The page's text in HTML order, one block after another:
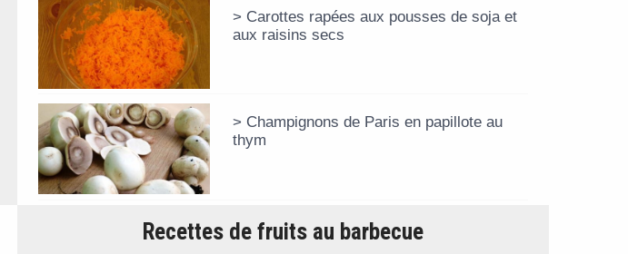
Carottes rapées aux pousses de soja et
aux raisins secs
Champignons de Paris en papillote au
thym
Recettes de fruits au barbecue